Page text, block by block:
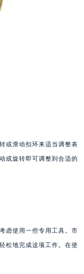
或滑动扣环来适当调整表
或旋转即可调整到合适的
虑使用一些专用工具。市
松地完成这项工作。在使